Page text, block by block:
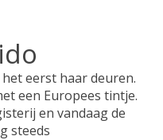
eerst haar deuren.
een Europees tintje.
en vandaag de
steeds